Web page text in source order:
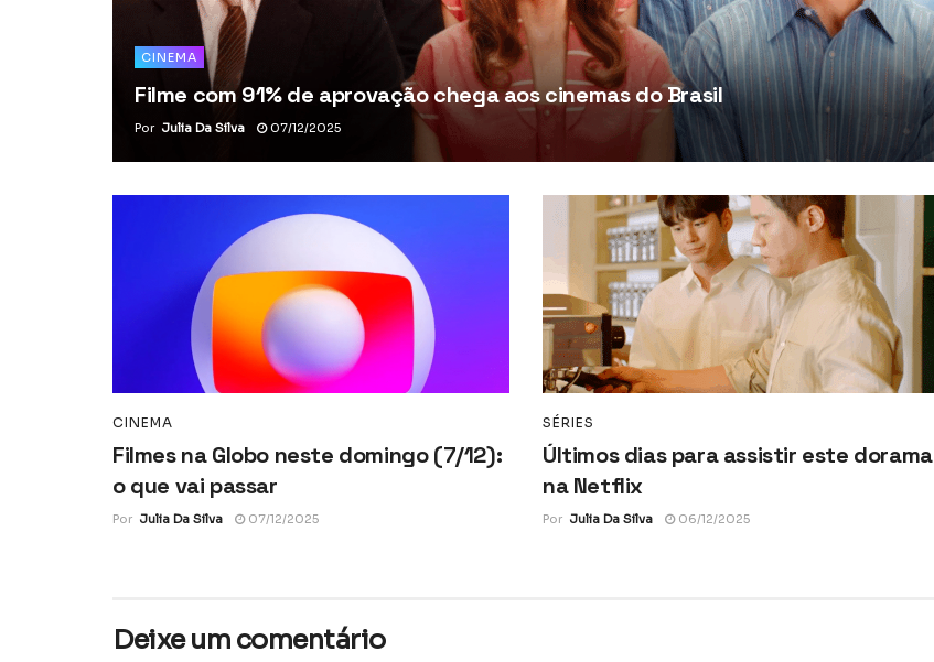
CINEMA
Filme com 91% de aprovação chega aos cinemas do Brasil
Por Julia Da Silva 07/12/2025
CINEMA
Filmes na Globo neste domingo (7/12):
o que vai passar
Por Julia Da Silva 07/12/2025
SÉRIES
Últimos dias para assistir este dorama
na Netflix
Por Julia Da Silva 06/12/2025
Deixe um comentário